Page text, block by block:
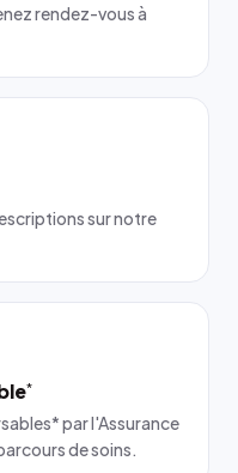
rendez-vous à
sur notre
*
par l'Assurance
de soins.